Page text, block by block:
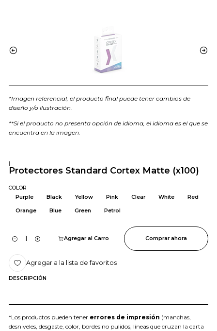
*Imagen referencial, el producto final puede tener cambios de
diseño y/o ilustración.
**Si el producto no presenta opción de idioma, el idioma es el que se
encuentra en la imagen.
|
Protectores Standard Cortex Matte (x100)
COLOR
Purple
Black Yellow Pink Clear White Red
Orange Blue Green Petrol
Cantidad
Agregar al Carro Comprar ahora
Agregar a la lista de favoritos
DESCRIPCIÓN
*Los productos pueden tener errores de impresión (manchas,
desniveles, desgaste, color, bordes no pulidos, líneas que cruzan la carta